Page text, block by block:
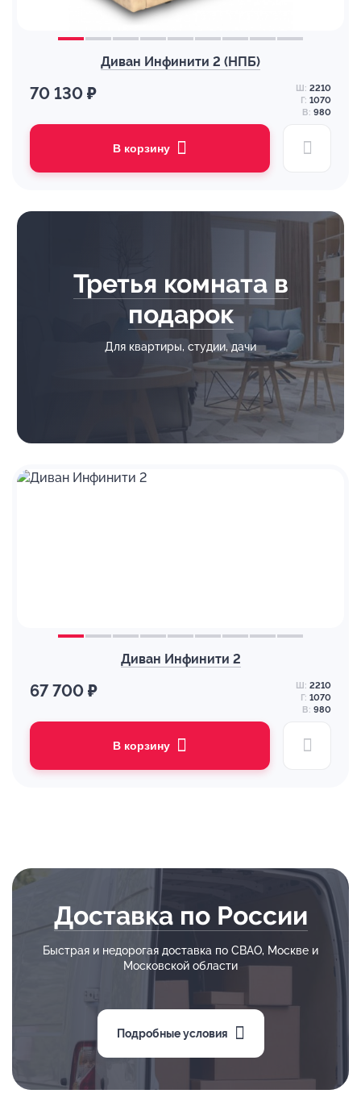
Диван Инфинити 2 (НПБ)
70 130 ₽ Ш: 2210
Г: 1070
В: 980
В корзину
Третья комната в
подарок
Для квартиры, студии, дачи
Диван Инфинити 2
67 700 ₽ Ш: 2210
Г: 1070
В: 980
В корзину
Доставка по России
Быстрая и недорогая доставка по СВАО, Москве и
Московской области
Подробные условия